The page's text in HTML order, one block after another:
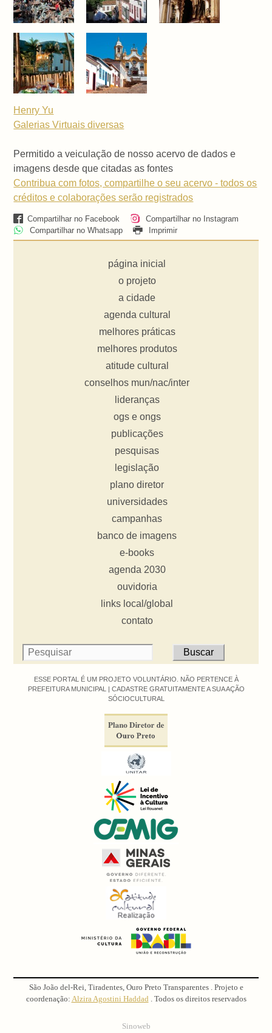
Henry Yu
Galerias Virtuaisdiversas
Permitido a veiculação de nosso acervo de dados e
imagens desde que citadas as fontes
Contribua com fotos, compartilhe o seu acervo - todos os
créditos e colaborações serão registrados
Compartilhar no Facebook
Compartilhar no Instagram
Compartilhar no Whatsapp
Imprimir
página inicial
o projeto
a cidade
agenda cultural
melhores práticas
melhores produtos
atitude cultural
conselhos mun/nac/inter
lideranças
ogs e ongs
publicações
pesquisas
legislação
plano diretor
universidades
campanhas
banco de imagens
e-books
agenda 2030
ouvidoria
links local/global
contato
ESSE PORTAL É UM PROJETO VOLUNTÁRIO. NÃO PERTENCE À
PREFEITURA MUNICIPAL | CADASTRE GRATUITAMENTE A SUA AÇÃO
SÓCIOCULTURAL
São João del-Rei, Tiradentes, Ouro Preto Transparentes . Projeto e
coordenação: Alzira Agostini Haddad . Todos os direitos reservados
Sinoweb